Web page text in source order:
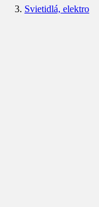
Svietidlá, elektro